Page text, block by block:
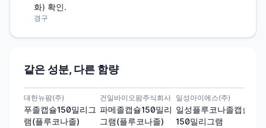
화) 확인.
경구
같은 성분, 다른 함량
대한뉴팜(주)
푸졸캡슐150밀리그
램(플루코나졸)
건일바이오팜주식회사
파메졸캡슐150밀리
그램(플루코나졸)
일성아이에스(주)
일성플루코나졸캡슐
150밀리그램